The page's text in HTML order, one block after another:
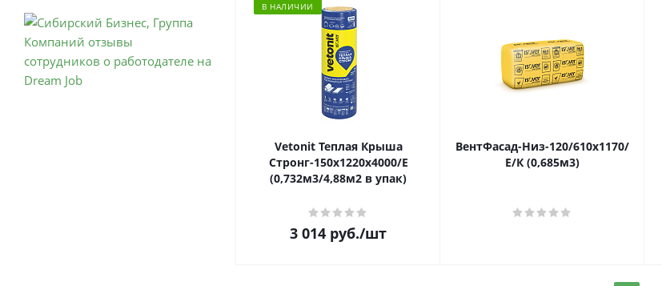
В НАЛИЧИИ
Vetonit Теплая Крыша
Стронг-150х1220х4000/Е
(0,732м3/4,88м2 в упак)
3 014 руб./шт
ВентФасад-Низ-120/610х1170/
Е/К (0,685м3)